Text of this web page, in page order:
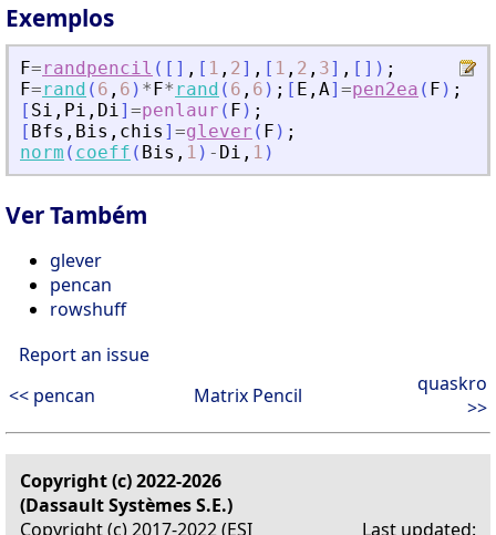
Exemplos
F=randpencil ( [ ] , [ 1 , 2] , [ 1 , 2 , 3] , [ ] ) ;
F=rand ( 6 , 6 ) *F* rand ( 6 , 6 ) ; [ E , A] =pen2ea ( F ) ;
[ Si , Pi , Di] =penlaur ( F ) ;
[ Bfs , Bis , chis ] =glever ( F ) ;
norm ( coeff ( Bis , 1 ) - Di , 1 )
Ver Também
glever
pencan
rowshuff
Report an issue
<< pencan
Matrix Pencil
quaskro
>>
Copyright (c) 2022-2026
(Dassault Systèmes S.E.)
Copyright (c) 2017-2022 (ESI
Last updated: